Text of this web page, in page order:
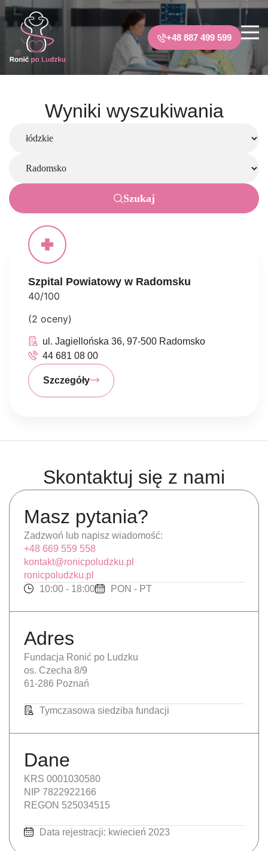
+48 887 499 599
Wyniki wyszukiwania
Szukaj
Szpital Powiatowy w Radomsku
40/100
(2 oceny)
ul. Jagiellońska 36, 97-500 Radomsko
44 681 08 00
Szczegóły
Skontaktuj się z nami
Masz pytania?
Zadzwoń lub napisz wiadomość:
+48 669 559 558
kontakt@ronicpoludzku.pl
ronicpoludzku.pl
10:00 - 18:00
PON - PT
Adres
Fundacja Ronić po Ludzku
os. Czecha 8/9
61-286 Poznań
Tymczasowa siedziba fundacji
Dane
KRS 0001030580
NIP 7822922166
REGON 525034515
Data rejestracji: kwiecień 2023